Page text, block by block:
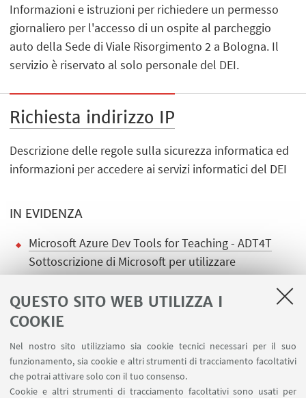
QUESTO SITO WEB UTILIZZA I
COOKIE
Nel nostro sito utilizziamo sia cookie tecnici necessari per il suo
funzionamento, sia cookie e altri strumenti di tracciamento facoltativi
che potrai attivare solo con il tuo consenso.
Cookie e altri strumenti di tracciamento facoltativi sono usati per
Informazioni e istruzioni per richiedere un permesso
giornaliero per l'accesso di un ospite al parcheggio
auto della Sede di Viale Risorgimento 2 a Bologna. Il
servizio è riservato al solo personale del DEI.
Richiesta indirizzo IP
Descrizione delle regole sulla sicurezza informatica ed
informazioni per accedere ai servizi informatici del DEI
IN EVIDENZA
Microsoft Azure Dev Tools for Teaching - ADT4T
Sottoscrizione di Microsoft per utilizzare
gratuitamente i prodotti inclusi, disponibile per
docenti e studenti dell'Ateneo
LINK UTILI